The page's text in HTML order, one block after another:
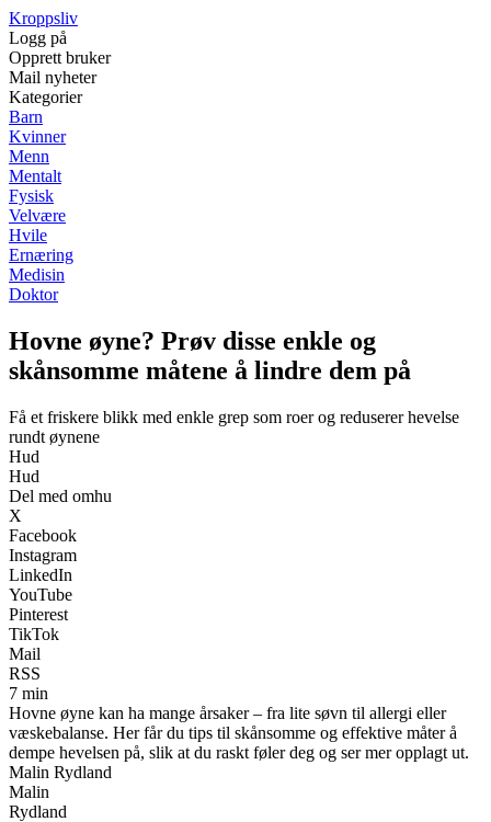
Kroppsliv
Logg på
Opprett bruker
Mail nyheter
Kategorier
Barn
Kvinner
Menn
Mentalt
Fysisk
Velvære
Hvile
Ernæring
Medisin
Doktor
Hovne øyne? Prøv disse enkle og
skånsomme måtene å lindre dem på
Få et friskere blikk med enkle grep som roer og reduserer hevelse
rundt øynene
Hud
Hud
Del med omhu
X
Facebook
Instagram
LinkedIn
YouTube
Pinterest
TikTok
Mail
RSS
7 min
Hovne øyne kan ha mange årsaker – fra lite søvn til allergi eller
væskebalanse. Her får du tips til skånsomme og effektive måter å
dempe hevelsen på, slik at du raskt føler deg og ser mer opplagt ut.
Malin Rydland
Malin
Rydland